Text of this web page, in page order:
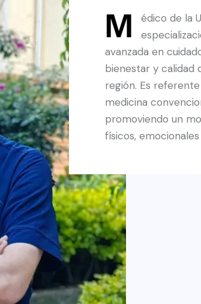
M
édico de la
avanzada en
bienestar y calidad
región. Es
medicina
promoviendo un
físicos,